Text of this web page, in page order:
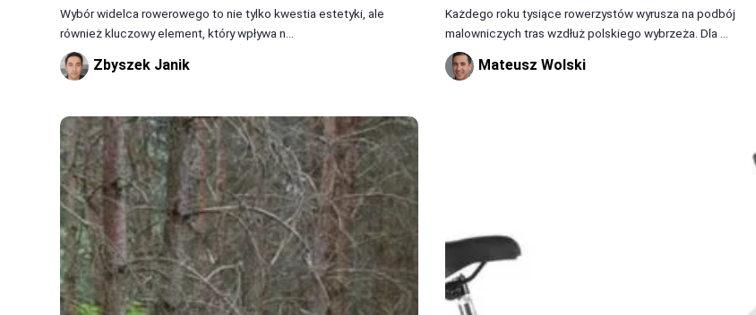
Wybór widelca rowerowego to nie tylko kwestia estetyki, ale
również kluczowy element, który wpływa n...
Zbyszek Janik
Każdego roku tysiące rowerzystów wyrusza na podbój
malowniczych tras wzdłuż polskiego wybrzeża. Dla ...
Mateusz Wolski